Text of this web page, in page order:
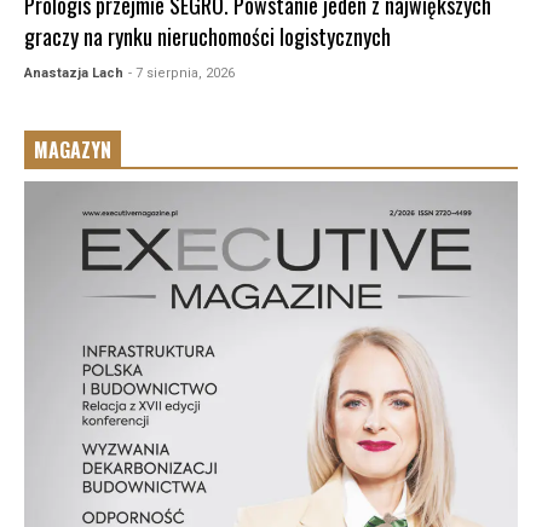
graczy na rynku nieruchomości logistycznych
Anastazja Lach - 7 sierpnia, 2026
MAGAZYN